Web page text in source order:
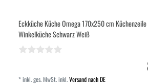
Eckküche Küche Omega 170x250 cm
Winkelküche Schwarz Weiß
*inkl. ges. MwSt.inkl.Versand nach DE